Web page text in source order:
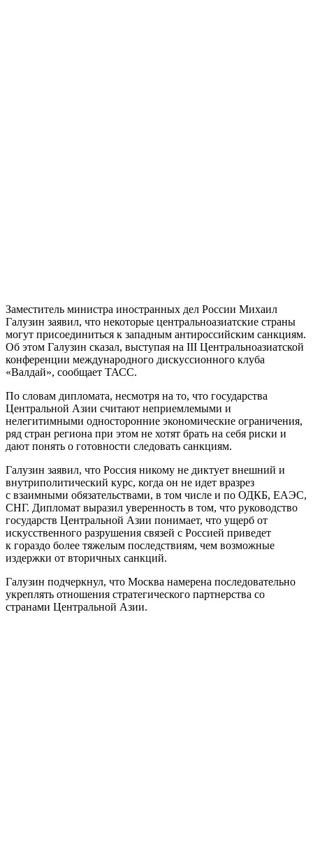
Заместитель министра иностранных дел России Михаил
Галузин заявил, что некоторые центральноазиатские страны
могут присоединиться к западным антироссийским санкциям.
Об этом Галузин сказал, выступая на III Центральноазиатской
конференции международного дискуссионного клуба
«Валдай», сообщает ТАСС.
По словам дипломата, несмотря на то, что государства
Центральной Азии считают неприемлемыми и
нелегитимными односторонние экономические ограничения,
ряд стран региона при этом не хотят брать на себя риски и
дают понять о готовности следовать санкциям.
Галузин заявил, что Россия никому не диктует внешний и
внутриполитический курс, когда он не идет вразрез
с взаимными обязательствами, в том числе и по ОДКБ, ЕАЭС,
СНГ. Дипломат выразил уверенность в том, что руководство
государств Центральной Азии понимает, что ущерб от
искусственного разрушения связей с Россией приведет
к гораздо более тяжелым последствиям, чем возможные
издержки от вторичных санкций.
Галузин подчеркнул, что Москва намерена последовательно
укреплять отношения стратегического партнерства со
странами Центральной Азии.